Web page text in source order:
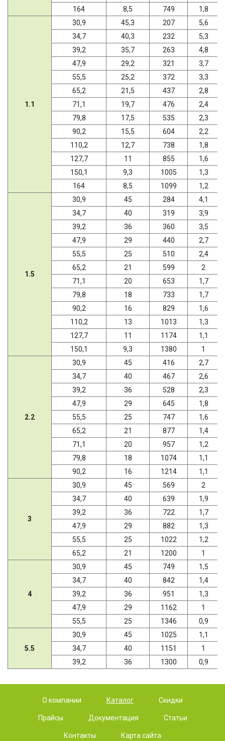
164
8,5 749 1,8
1.1
30,9 45,3 207
5,6
34,7
40,3 232
5,3
39,2
35,7 263
4,8
47,9
29,2 321
3,7
55,5
25,2 372
3,3
65,2
21,5 437
2,8
71,1
19,7 476
2,4
79,8
17,5 535
2,3
90,2
15,5 604
2,2
110,2
12,7 738
1,8
127,7
11 855
1,6
150,1
9,3 1005
1,3
164
8,5 1099 1,2
1.5
30,9 45 284
4,1
34,7
40 319
3,9
39,2
36 360
3,5
47,9
29 440
2,7
55,5
25 510
2,4
65,2
21 599
2
71,1
20 653
1,7
79,8
18 733
1,7
90,2
16 829
1,6
110,2
13 1013
1,3
127,7
11 1174
1,1
150,1
9,3 1380 1
2.2
30,9 45 416
2,7
34,7
40 467
2,6
39,2
36 528
2,3
47,9
29 645
1,8
55,5
25 747
1,6
65,2
21 877
1,4
71,1
20 957
1,2
79,8
18 1074
1,1
90,2
16 1214 1,1
3
30,9 45 569
2
34,7
40 639
1,9
39,2
36 722
1,7
47,9
29 882
1,3
55,5
25 1022
1,2
65,2
21 1200 1
4
30,9 45 749
1,5
34,7
40 842
1,4
39,2
36 951
1,3
47,9
29 1162
1
55,5
25 1346 0,9
5.5
30,9 45 1025
1,1
34,7
40 1151
1
39,2
36 1300 0,9
О компании Каталог Скидки
Прайсы Документация Статьи
Контакты Карта сайта